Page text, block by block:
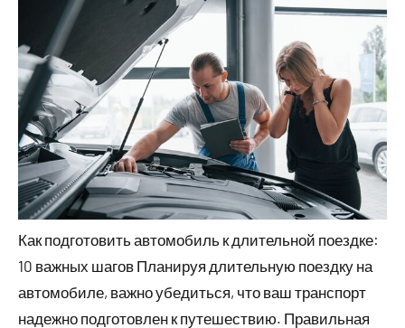
Как подготовить автомобиль к длительной поездке:
10 важных шагов Планируя длительную поездку на
автомобиле, важно убедиться, что ваш транспорт
надежно подготовлен к путешествию. Правильная